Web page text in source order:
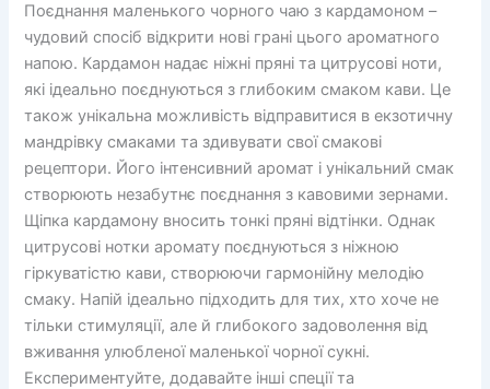
Поєднання маленького чорного чаю з кардамоном –
чудовий спосіб відкрити нові грані цього ароматного
напою. Кардамон надає ніжні пряні та цитрусові ноти,
які ідеально поєднуються з глибоким смаком кави. Це
також унікальна можливість відправитися в екзотичну
мандрівку смаками та здивувати свої смакові
рецептори. Його інтенсивний аромат і унікальний смак
створюють незабутнє поєднання з кавовими зернами.
Щіпка кардамону вносить тонкі пряні відтінки. Однак
цитрусові нотки аромату поєднуються з ніжною
гіркуватістю кави, створюючи гармонійну мелодію
смаку. Напій ідеально підходить для тих, хто хоче не
тільки стимуляції, але й глибокого задоволення від
вживання улюбленої маленької чорної сукні.
Експериментуйте, додавайте інші спеції та